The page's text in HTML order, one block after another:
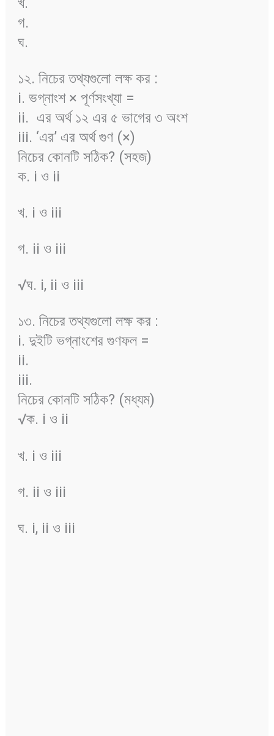
গ.
ঘ.
১২. নিচের তথ্যগুলো লক্ষ কর :
i. ভগ্নাংশ × পূর্ণসংখ্যা =
ii. এর অর্থ ১২ এর ৫ ভাগের ৩ অংশ
iii. ‘এর’ এর অর্থ গুণ (×)
নিচের কোনটি সঠিক? (সহজ)
ক. i ও ii
খ. i ও iii
গ. ii ও iii
√ঘ. i, ii ও iii
১৩. নিচের তথ্যগুলো লক্ষ কর :
i. দুইটি ভগ্নাংশের গুণফল =
ii.
iii.
নিচের কোনটি সঠিক? (মধ্যম)
√ক. i ও ii
খ. i ও iii
গ. ii ও iii
ঘ. i, ii ও iii